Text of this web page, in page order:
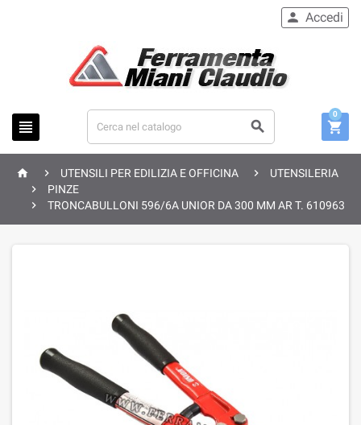
 
 Accedi

0
  UTENSILI PER EDILIZIA E OFFICINA 
UTENSILERIA

PINZE

TRONCABULLONI 596/6A UNIOR DA 300 MM AR T. 610963